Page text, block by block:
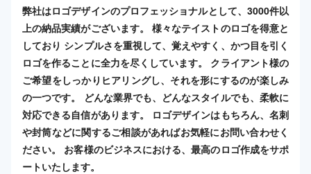
弊社はロゴデザインのプロフェッショナルとして、3000件以
上の納品実績がございます。 様々なテイストのロゴを得意と
しており シンプルさを重視して、覚えやすく、かつ目を引く
ロゴを作ることに全力を尽くしています。 クライアント様の
ご希望をしっかりヒアリングし、それを形にするのが楽しみ
の一つです。 どんな業界でも、どんなスタイルでも、柔軟に
対応できる自信があります。 ロゴデザインはもちろん、名刺
や封筒などに関するご相談があればお気軽にお問い合わせく
ださい。 お客様のビジネスにおける、最高のロゴ作成をサポ
ートいたします。